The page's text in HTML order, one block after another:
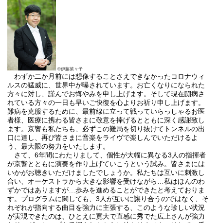
©伊藤菜々子
わずか二か月前には想像することさえできなかったコロナウィ
ルスの猛威に、世界中が曝されています。お亡くなりになられた
方々に対し、謹んでお悔やみを申し上げます。そして現在闘病さ
れている方々の一日も早いご快復を心よりお祈り申し上げます。
難病を克服するために、最前線に立って戦っていらっしゃるお医
者様、医療に携わる皆さまに敬意を捧げるとともに深く感謝致し
ます。京響も私たちも、必ずこの難局を切り抜けてトンネルの出
口に達し、再び皆さまに音楽をライヴで楽しんでいただけるよ
う、最大限の努力をいたします。
さて、6年間にわたりまして、個性が大幅に異なる3人の指揮者
が京響とともに演奏を作り上げていこうという試み。皆さまには
いかがお聴きいただけましたでしょうか。私たちは互いに刺激し
合い、オーケストラから大きな影響を受けながら…私はほんのわ
ずかではありますが…歩みを進めることができたと考えておりま
す。プログラムに関しても、3人が互いに譲り合うのではなく、そ
れぞれが指向する曲目を強力に主張する、このような珍しい状況
が実現できたのは、ひとえに寛大で直感に秀でた広上さんが強力